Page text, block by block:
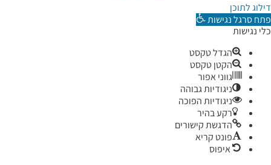
דילוג לתוכן
פתח סרגל נגישות
כלי נגישות
הגדל טקסט
הקטן טקסט
גווני אפור
ניגודיות גבוהה
ניגודיות הפוכה
רקע בהיר
הדגשת קישורים
פונט קריא
איפוס